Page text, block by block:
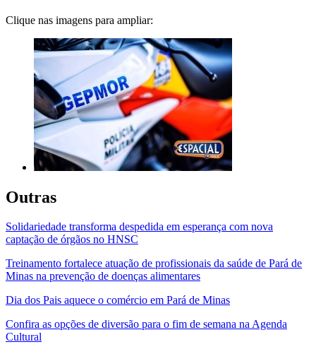
Clique nas imagens para ampliar:
Outras
Solidariedade transforma despedida em esperança com nova
captação de órgãos no HNSC
Treinamento fortalece atuação de profissionais da saúde de Pará de
Minas na prevenção de doenças alimentares
Dia dos Pais aquece o comércio em Pará de Minas
Confira as opções de diversão para o fim de semana na Agenda
Cultural